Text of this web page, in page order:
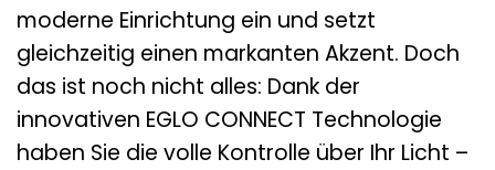
moderne Einrichtung ein und setzt
gleichzeitig einen markanten Akzent. Doch
das ist noch nicht alles: Dank der
innovativen EGLO CONNECT Technologie
haben Sie die volle Kontrolle über Ihr Licht –